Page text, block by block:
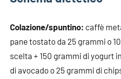
Colazione/spuntino: caffè
pane tostato da 25 grammi o
scelta + 150 grammi di yogurt
di avocado o 25 grammi di